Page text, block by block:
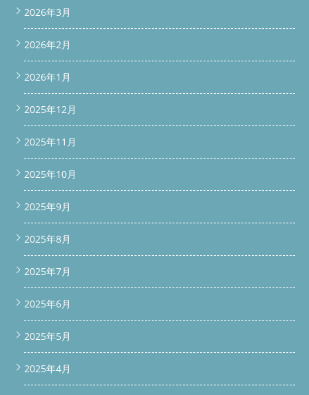
2026年3月
2026年2月
2026年1月
2025年12月
2025年11月
2025年10月
2025年9月
2025年8月
2025年7月
2025年6月
2025年5月
2025年4月